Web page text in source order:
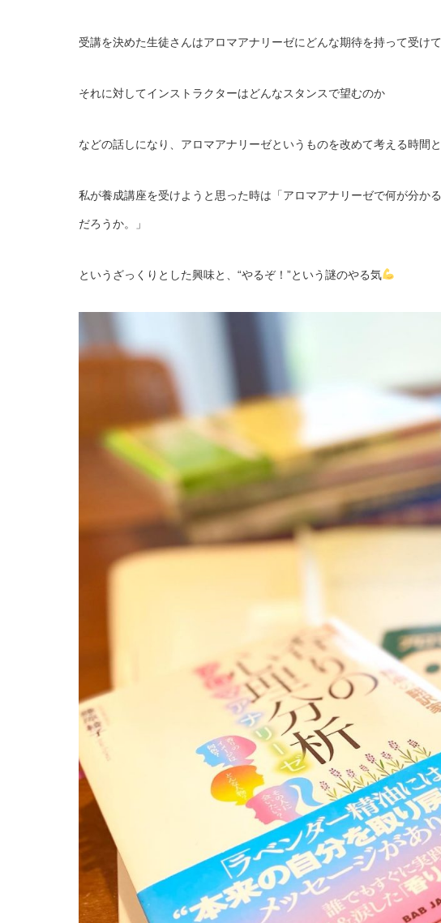
受講を決めた生徒さんはアロマアナリーゼにどんな期待を持って受け
それに対してインストラクターはどんなスタンスで望むのか
などの話しになり、アロマアナリーゼというものを改めて考える時間と
私が養成講座を受けようと思った時は「アロマアナリーゼで何が分か
だろうか。」
というざっくりとした興味と、“やるぞ！”という謎のやる気